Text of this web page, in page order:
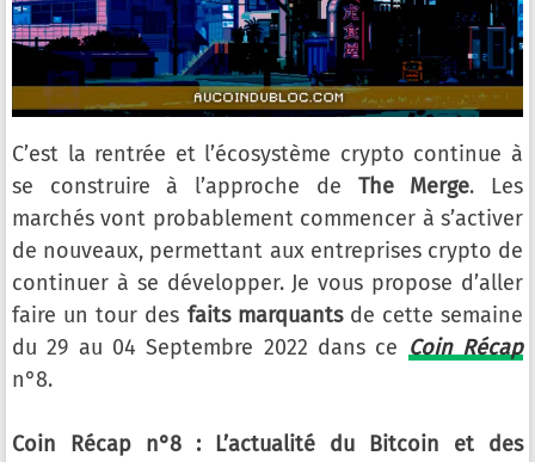
C’est la rentrée et l’écosystème crypto continue à
se construire à l’approche de The Merge. Les
marchés vont probablement commencer à s’activer
de nouveaux, permettant aux entreprises crypto de
continuer à se développer. Je vous propose d’aller
faire un tour des faits marquantsde cette semaine
du 29 au 04 Septembre 2022 dans ce Coin Récap
n°8.
Coin Récap n°8 : L’actualité du Bitcoin et des